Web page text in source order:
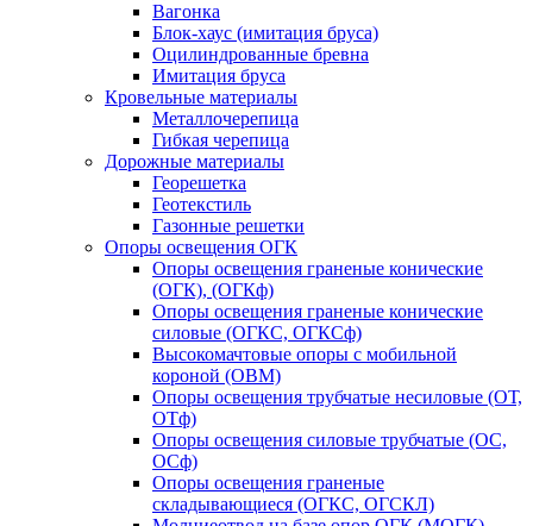
Вагонка
Блок-хаус (имитация бруса)
Оцилиндрованные бревна
Имитация бруса
Кровельные материалы
Металлочерепица
Гибкая черепица
Дорожные материалы
Георешетка
Геотекстиль
Газонные решетки
Опоры освещения ОГК
Опоры освещения граненые конические
(ОГК), (ОГКф)
Опоры освещения граненые конические
силовые (ОГКС, ОГКСф)
Высокомачтовые опоры с мобильной
короной (ОВМ)
Опоры освещения трубчатые несиловые (ОТ,
ОТф)
Опоры освещения силовые трубчатые (ОС,
ОСф)
Опоры освещения граненые
складывающиеся (ОГКС, ОГСКЛ)